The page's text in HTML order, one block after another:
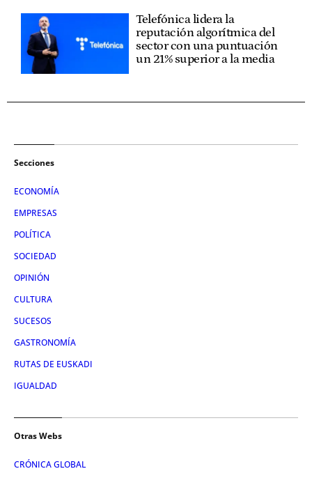
Telefónica lidera la
reputación algorítmica del
sector con una puntuación
un 21% superior a la media
Secciones
ECONOMÍA
EMPRESAS
POLÍTICA
SOCIEDAD
OPINIÓN
CULTURA
SUCESOS
GASTRONOMÍA
RUTAS DE EUSKADI
IGUALDAD
Otras Webs
CRÓNICA GLOBAL